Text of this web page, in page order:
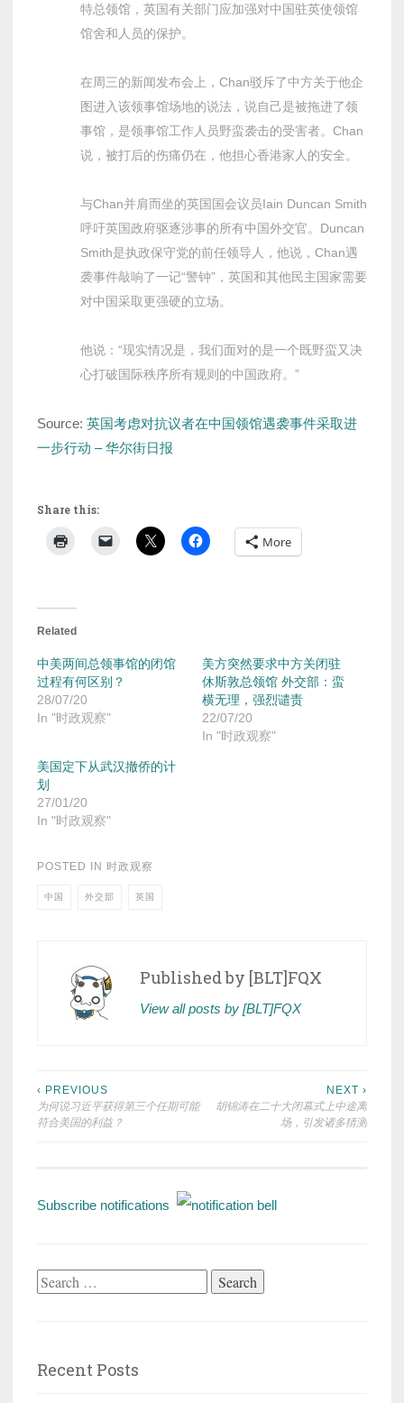
特总领馆，英国有关部门应加强对中国驻英使领馆
馆舍和人员的保护。
在周三的新闻发布会上，Chan驳斥了中方关于他企
图进入该领事馆场地的说法，说自己是被拖进了领
事馆，是领事馆工作人员野蛮袭击的受害者。Chan
说，被打后的伤痛仍在，他担心香港家人的安全。
与Chan并肩而坐的英国国会议员Iain Duncan Smith
呼吁英国政府驱逐涉事的所有中国外交官。Duncan
Smith是执政保守党的前任领导人，他说，Chan遇
袭事件敲响了一记“警钟”，英国和其他民主国家需要
对中国采取更强硬的立场。
他说：“现实情况是，我们面对的是一个既野蛮又决
心打破国际秩序所有规则的中国政府。”
Source: 英国考虑对抗议者在中国领馆遇袭事件采取进
一步行动 – 华尔街日报
Share this:
More
Related
中美两间总领事馆的闭馆
过程有何区别？
28/07/20
In "时政观察"
美方突然要求中方关闭驻
休斯敦总领馆 外交部：蛮
横无理，强烈谴责
22/07/20
In "时政观察"
美国定下从武汉撤侨的计
划
27/01/20
In "时政观察"
POSTED IN 时政观察
中国 外交部 英国
Published by [BLT]FQX
View all posts by [BLT]FQX
Post
navigation
‹ PREVIOUS
为何说习近平获得第三个任期可能
符合美国的利益？
NEXT ›
胡锦涛在二十大闭幕式上中途离
场，引发诸多猜测
Subscribe notifications
Search
Recent Posts